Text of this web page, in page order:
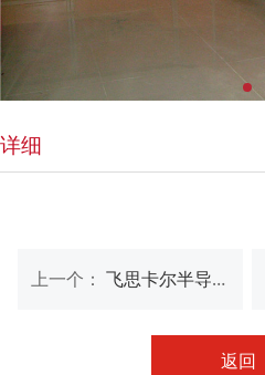
详细
上一个：飞思卡尔半导体（中国）有限公司
返回